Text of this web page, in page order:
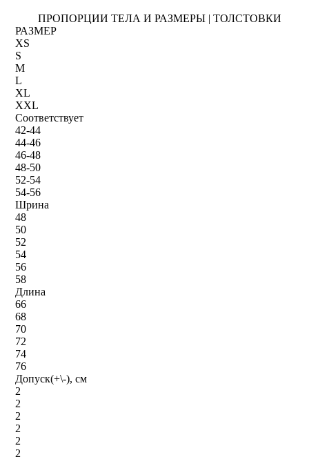
ПРОПОРЦИИ ТЕЛА И РАЗМЕРЫ | ТОЛСТОВКИ
РАЗМЕР
XS
S
M
L
XL
XXL
Соответствует
42-44
44-46
46-48
48-50
52-54
54-56
Шрина
48
50
52
54
56
58
Длина
66
68
70
72
74
76
Допуск(+\-), см
2
2
2
2
2
2